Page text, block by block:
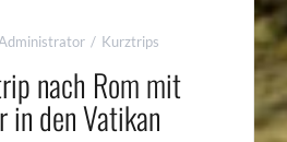
Kurztrips
nach Rom mit
in den Vatikan